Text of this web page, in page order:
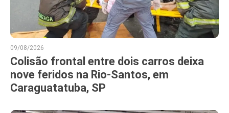
09/08/2026
Colisão frontal entre dois carros deixa
nove feridos na Rio-Santos, em
Caraguatatuba, SP